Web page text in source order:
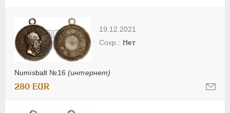
19.12.2021
Numisbalt №16 (интернет)
Нет
280 EUR